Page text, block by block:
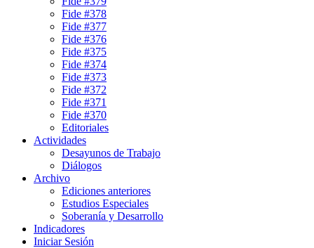
Fide #378
Fide #377
Fide #376
Fide #375
Fide #374
Fide #373
Fide #372
Fide #371
Fide #370
Editoriales
Actividades
Desayunos de Trabajo
Diálogos
Archivo
Ediciones anteriores
Estudios Especiales
Soberanía y Desarrollo
Indicadores
Iniciar Sesión